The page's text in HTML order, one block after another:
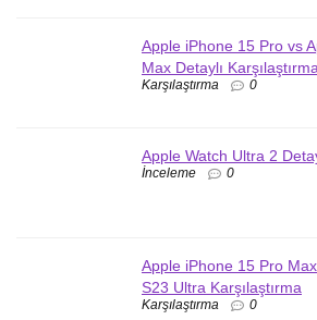
Apple iPhone 15 Pro vs
Max Detaylı Karşılaştırma
Karşılaştırma 0
Apple Watch Ultra 2
İnceleme 0
Apple iPhone 15 Pro
S23 Ultra Karşılaştırma
Karşılaştırma 0